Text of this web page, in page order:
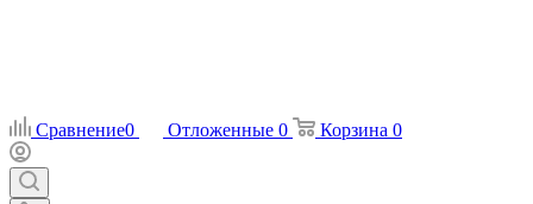
Сравнение0 Отложенные 0 Корзина 0